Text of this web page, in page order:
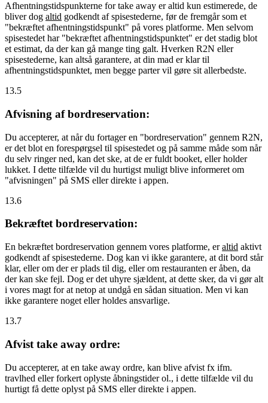
Afhentningstidspunkterne for take away er altid kun estimerede, de
bliver dog altid godkendt af spisestederne, før de fremgår som et
"bekræftet afhentningstidspunkt" på vores platforme. Men selvom
spisestedet har "bekræftet afhentningstidspunktet" er det stadig blot
et estimat, da der kan gå mange ting galt. Hverken R2N eller
spisestederne, kan altså garantere, at din mad er klar til
afhentningstidspunktet, men begge parter vil gøre sit allerbedste.
13.5
Afvisning af bordreservation:
Du accepterer, at når du fortager en "bordreservation" gennem R2N,
er det blot en forespørgsel til spisestedet og på samme måde som når
du selv ringer ned, kan det ske, at de er fuldt booket, eller holder
lukket. I dette tilfælde vil du hurtigst muligt blive informeret om
"afvisningen" på SMS eller direkte i appen.
13.6
Bekræftet bordreservation:
En bekræftet bordreservation gennem vores platforme, eraltid aktivt
godkendt af spisestederne. Dog kan vi ikke garantere, at dit bord står
klar, eller om der er plads til dig, eller om restauranten er åben, da
der kan ske fejl. Dog er det uhyre sjældent, at dette sker, da vi gør alt
i vores magt for at netop at undgå en sådan situation. Men vi kan
ikke garantere noget eller holdes ansvarlige.
13.7
Afvist take away ordre:
Du accepterer, at en take away ordre, kan blive afvist fx ifm.
travlhed eller forkert oplyste åbningstider ol., i dette tilfælde vil du
hurtigt få dette oplyst på SMS eller direkte i appen.